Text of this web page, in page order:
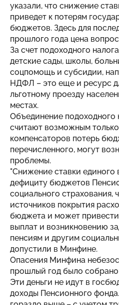
указали, что снижение
приведет к потерям
бюджетов. Здесь для
прошлого года цена
За счет подоходного
детские сады, школы,
соцпомощь и субсидии,
НДФЛ – это еще и ресурс
льготному проезду
местах.
Объединение
считают возможным
компенсаторов потерь
перечисленного, могут
проблемы.
"Снижение ставки единого
дефициту бюджетов
социального страхования,
источников покрытия
бюджета и может
выплат и возникновению
пенсиям и другим
допустили в Минфине.
Опасения Минфина
прошлый год было
Эти деньги не идут в
доходы Пенсионного